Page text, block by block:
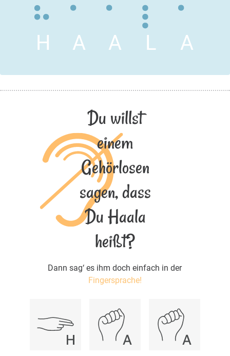
H A A L A
Du willst
einem
Gehörlosen
sagen, dass
Du Haala
heißt?
Dann sag‘ es ihm doch einfach in der
Fingersprache!